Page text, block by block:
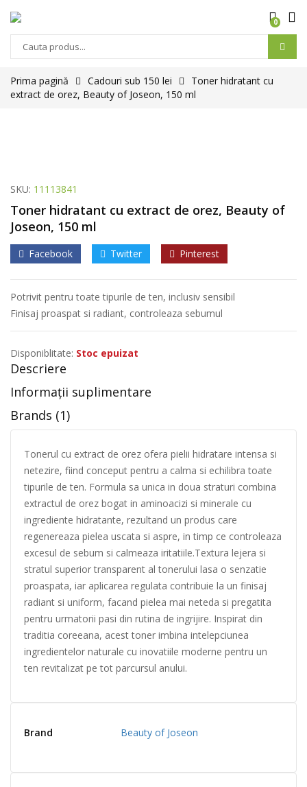
0
Prima pagină Cadouri sub 150 lei
Toner hidratant cu
extract de orez, Beauty of Joseon, 150 ml
SKU: 11113841
Toner hidratant cu extract de orez, Beauty of
Joseon, 150 ml
Facebook Twitter Pinterest
Potrivit pentru toate tipurile de ten, inclusiv sensibil
Finisaj proaspat si radiant, controleaza sebumul
Disponiblitate: Stoc epuizat
Descriere
Informații suplimentare
Brands (1)
Tonerul cu extract de orez ofera pielii hidratare intensa si
netezire, fiind conceput pentru a calma si echilibra toate
tipurile de ten. Formula sa unica in doua straturi combina
extractul de orez bogat in aminoacizi si minerale cu
ingrediente hidratante, rezultand un produs care
regenereaza pielea uscata si aspre, in timp ce controleaza
excesul de sebum si calmeaza iritatiile.Textura lejera si
stratul superior transparent al tonerului lasa o senzatie
proaspata, iar aplicarea regulata contribuie la un finisaj
radiant si uniform, facand pielea mai neteda si pregatita
pentru urmatorii pasi din rutina de ingrijire. Inspirat din
traditia coreeana, acest toner imbina intelepciunea
ingredientelor naturale cu inovatiile moderne pentru un
ten revitalizat pe tot parcursul anului.
Brand Beauty of Joseon